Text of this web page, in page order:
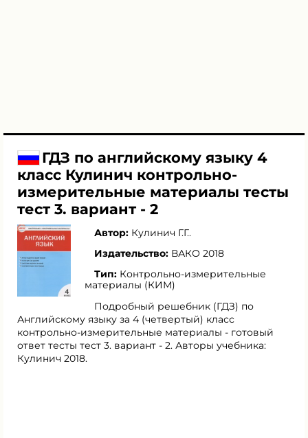
ГДЗ по английскому языку 4
класс Кулинич контрольно-
измерительные материалы тесты
тест 3. вариант - 2
Автор: Кулинич Г.Г..
Издательство: ВАКО 2018
Тип: Контрольно-измерительные
материалы (КИМ)
Подробный решебник (ГДЗ) по
Английскому языку за 4 (четвертый) класс
контрольно-измерительные материалы - готовый
ответ тесты тест 3. вариант - 2. Авторы учебника:
Кулинич 2018.